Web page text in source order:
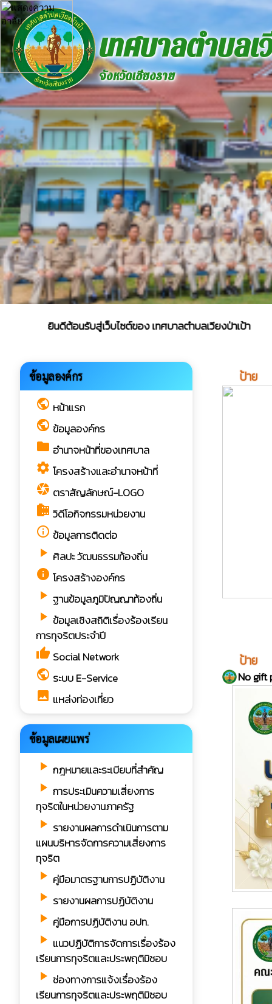
เทศบาลตำบลเ
จังหวัดเชียงราย
ยินดีต้อนรับสู่เว็บไซต์ของ เทศบาลตำบลเวียงป่าเป้า
ข้อมูลองค์กร
public หน้าแรก
public ข้อมูลองค์กร
folder อำนาจหน้าที่ของเทศบาล
settings โครงสร้างและอำนาจหน้าที่
camera ตราสัญลักษณ์-LOGO
camera_roll วิดีโอกิจกรรมหน่วยงาน
info_outline ข้อมูลการติดต่อ
play_arrow ศิลปะ วัฒนธรรมท้องถิ่น
info โครงสร้างองค์กร
play_arrow ฐานข้อมูลภูมิปัญญาท้องถิ่น
play_arrow ข้อมูลเชิงสถิติเรื่องร้องเรียน
การทุจริตประจำปี
thumb_up Social Network
public ระบบ E-Service
image แหล่งท่องเที่ยว
ข้อมูลเผยแพร่
play_arrow กฎหมายและระเบียบที่สำคัญ
play_arrow การประเมินความเสี่ยงการ
ทุจริตในหน่วยงานภาครัฐ
play_arrow รายงานผลการดำเนินการตาม
แผนบริหารจัดการความเสี่ยงการ
ทุจริต
play_arrow คู่มือมาตรฐานการปฏิบัติงาน
play_arrow รายงานผลการปฏิบัติงาน
play_arrow คู่มือการปฏิบัติงาน อปท.
play_arrow แนวปฏิบัติการจัดการเรื่องร้อง
เรียนการทุจริตและประพฤติมิชอบ
play_arrow ช่องทางการแจ้งเรื่องร้อง
เรียนการทุจริตและประพฤติมิชอบ
ป้าย
ป้าย
No gift